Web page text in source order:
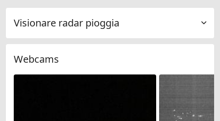
Visionare radar pioggia
Webcams